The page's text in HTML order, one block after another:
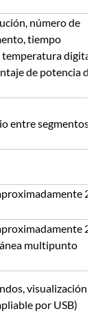
número de
tiempo
digital,
de potencia de
entre segmentos)
20
20
multipunto
visualización
por USB)